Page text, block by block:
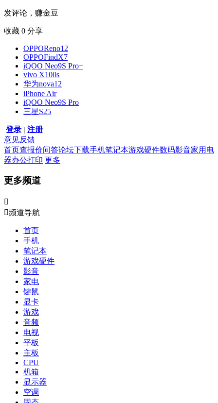
发评论，赚金豆
收藏 0 分享
OPPOReno12
OPPOFindX7
iQOO Neo9S Pro+
vivo X100s
华为nova12
iPhone Air
iQOO Neo9S Pro
三星S25
登录 | 注册
意见反馈
首页查报价问答论坛下载手机笔记本游戏硬件数码影音家用电
器办公打印 更多
更多频道

频道导航
首页
手机
笔记本
游戏硬件
影音
家电
键鼠
显卡
游戏
音频
电视
平板
主板
CPU
机箱
显示器
空调